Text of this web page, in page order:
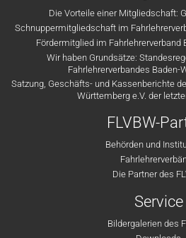
Die Vorteile einer Mitgliedschaft:
Schnuppermitgliedschaft im
Fördermitglied im Fahrlehrerverband
Wir haben Grundsätze:
Fahrlehrerverbandes Baden-
Satzung, Geschäfts- und Kassenberichte
Württemberg e.V. der
FLVBW-
Behörden und
Die Partner des
Service
Bildergalerien des